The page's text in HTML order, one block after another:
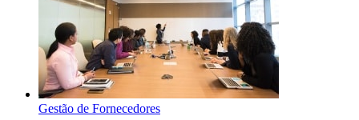
Gestão de Fornecedores